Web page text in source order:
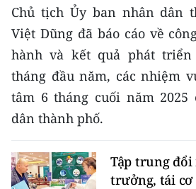
54 DÂN TỘC VIỆT NAM
CHƯƠNG TRÌNH OCOP - MỖI XÃ
MỘT SẢN PHẨM
RADIO
E-Magazine
Chủ tịch Ủy ban nhân dân
Việt Dũng đã báo cáo về
hành và kết quả phát
tháng đầu năm, các nhiệm
tâm 6 tháng cuối năm 2025
dân thành phố.
Tập trung
trưởng, tái